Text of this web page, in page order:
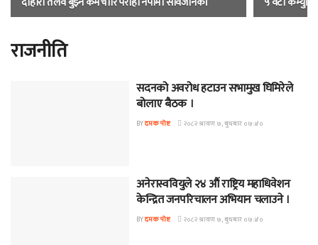
राजनीति
सदनको अवरोध हटाउन सभामुख घिमिरेले
बोलाए बैठक ।
BYदमक पोष्ट २०८२ श्रावण ७, बुधबार ०७:४०
अनेरास्ववियुले २४ औं राष्ट्रिय महाधिवेशन
केन्द्रित जनपरिचालन अभियान चलाउने ।
BYदमक पोष्ट २०८२ श्रावण ७, बुधबार ०७:४०